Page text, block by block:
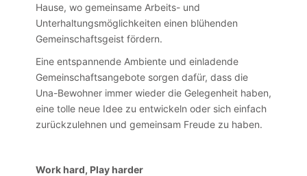
Hause, wo gemeinsame Arbeits- und
Unterhaltungsmöglichkeiten einen blühenden
Gemeinschaftsgeist fördern.
Eine entspannende Ambiente und einladende
Gemeinschaftsangebote sorgen dafür, dass die
Una-Bewohner immer wieder die Gelegenheit haben,
eine tolle neue Idee zu entwickeln oder sich einfach
zurückzulehnen und gemeinsam Freude zu haben.
Work hard, Play harder